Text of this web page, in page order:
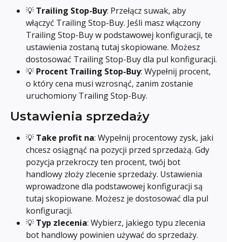
💡 Trailing Stop-Buy: Przełącz suwak, aby
włączyć Trailing Stop-Buy. Jeśli masz włączony
Trailing Stop-Buy w podstawowej konfiguracji, te
ustawienia zostaną tutaj skopiowane. Możesz
dostosować Trailing Stop-Buy dla pul konfiguracji.
💡 Procent Trailing Stop-Buy: Wypełnij procent,
o który cena musi wzrosnąć, zanim zostanie
uruchomiony Trailing Stop-Buy.
Ustawienia sprzedaży
💡 Take profit na: Wypełnij procentowy zysk, jaki
chcesz osiągnąć na pozycji przed sprzedażą. Gdy
pozycja przekroczy ten procent, twój bot
handlowy złoży zlecenie sprzedaży. Ustawienia
wprowadzone dla podstawowej konfiguracji są
tutaj skopiowane. Możesz je dostosować dla pul
konfiguracji.
💡 Typ zlecenia: Wybierz, jakiego typu zlecenia
bot handlowy powinien używać do sprzedaży.